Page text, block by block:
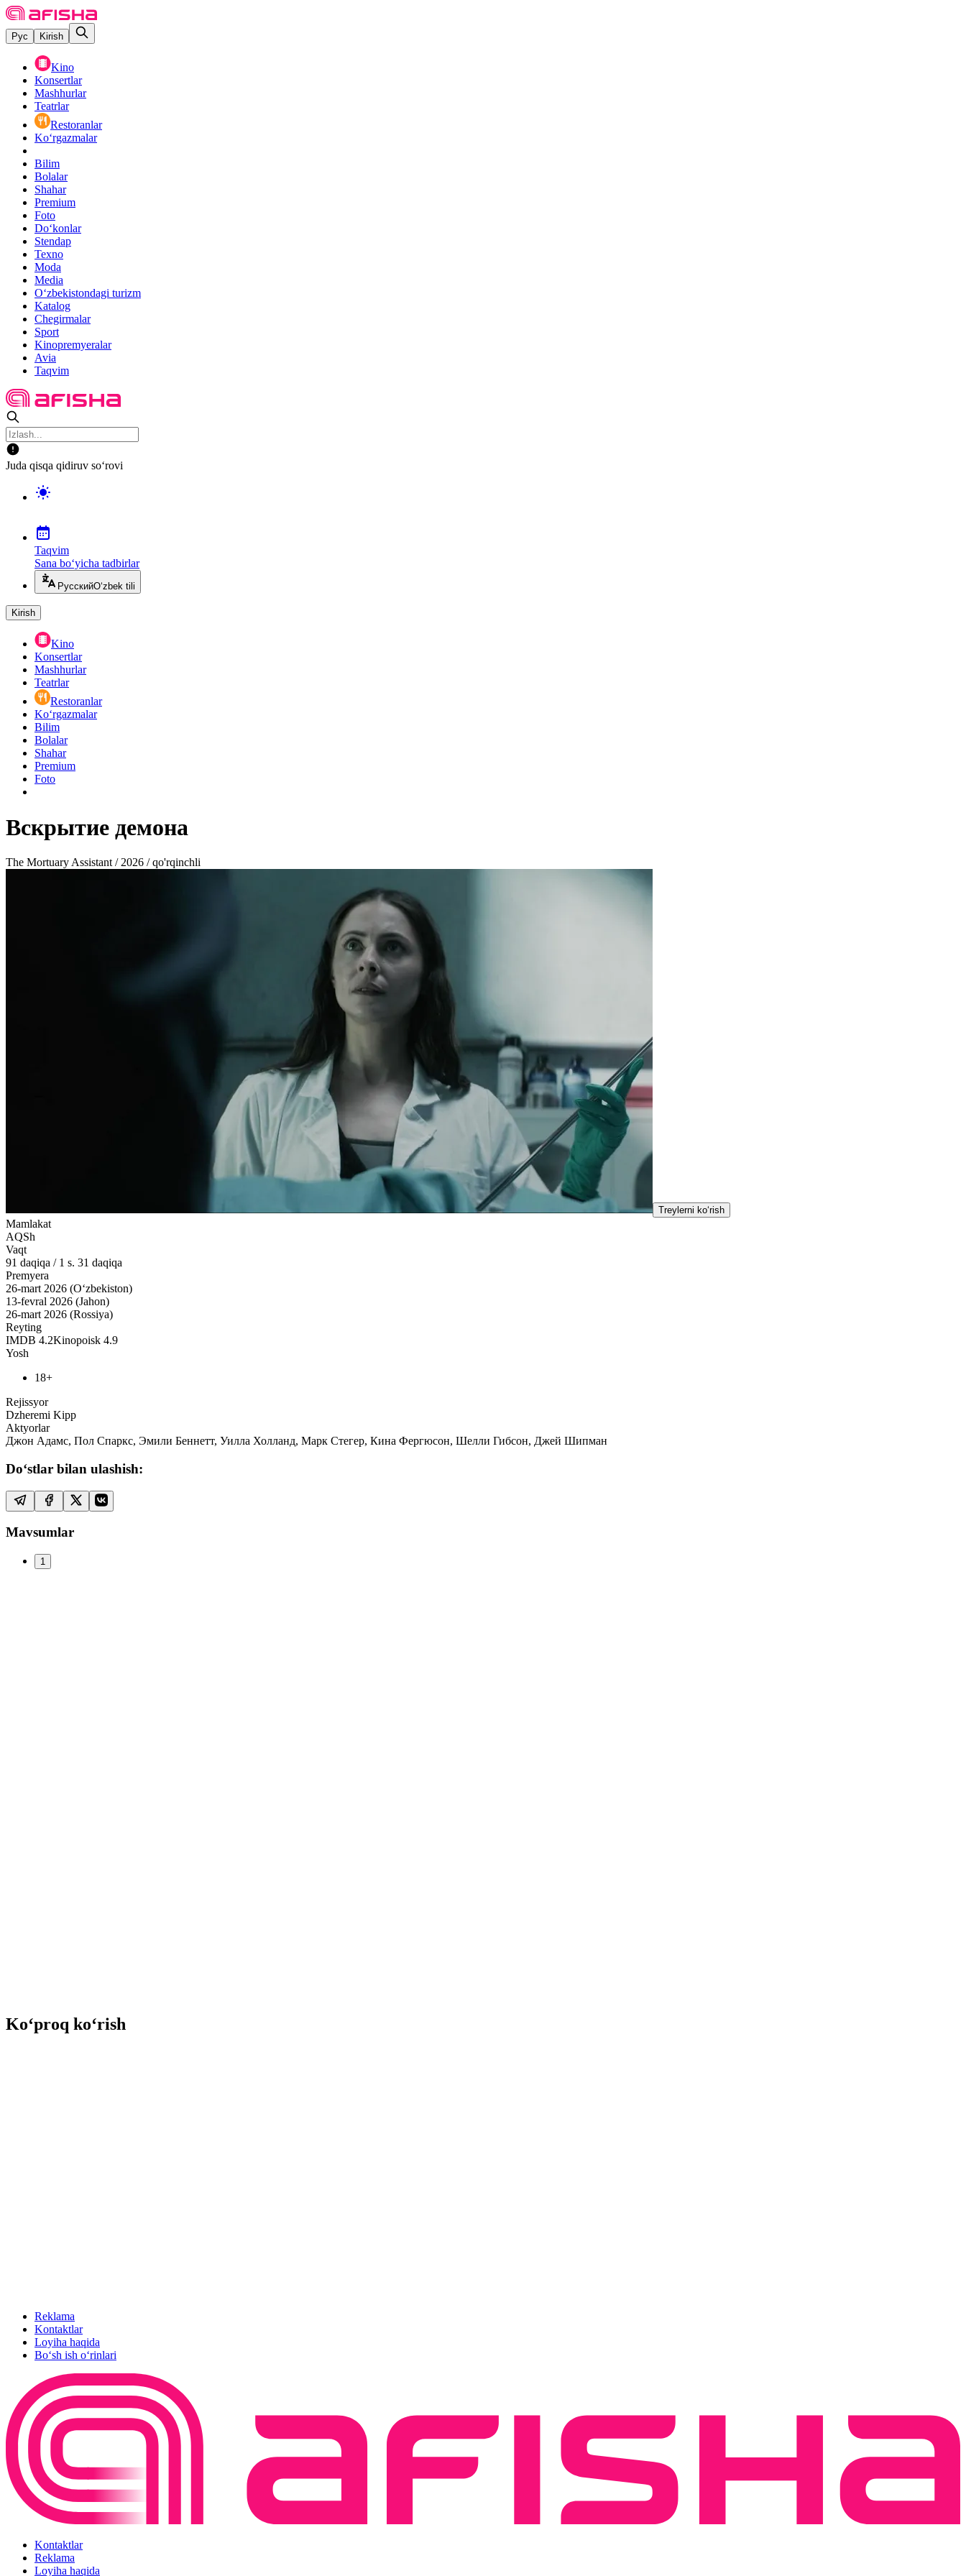
Рус Kirish
Kino
Konsertlar
Mashhurlar
Teatrlar
Restoranlar
Ko‘rgazmalar
Bilim
Bolalar
Shahar
Premium
Foto
Do‘konlar
Stendap
Texno
Moda
Media
O‘zbekistondagi turizm
Katalog
Chegirmalar
Sport
Kinopremyeralar
Avia
Taqvim
Juda qisqa qidiruv so‘rovi
Taqvim
Sana bo‘yicha tadbirlar
РусскийO‘zbek tili
Kirish
Kino
Konsertlar
Mashhurlar
Teatrlar
Restoranlar
Ko‘rgazmalar
Bilim
Bolalar
Shahar
Premium
Foto
Вскрытие демона
The Mortuary Assistant / 2026 / qo'rqinchli
Treylerni ko‘rish
Mamlakat
AQSh
Vaqt
91 daqiqa / 1 s. 31 daqiqa
Premyera
26-mart 2026 (O‘zbekiston)
13-fevral 2026 (Jahon)
26-mart 2026 (Rossiya)
Reyting
IMDB 4.2Kinopoisk 4.9
Yosh
18+
Rejissyor
Dzheremi Kipp
Aktyorlar
Джон Адамс, Пол Спаркс, Эмили Беннетт, Уилла Холланд, Марк Стегер, Кина Фергюсон, Шелли Гибсон, Джей Шипман
Do‘stlar bilan ulashish:
Mavsumlar
1
Ko‘proq ko‘rish
Reklama
Kontaktlar
Loyiha haqida
Bo‘sh ish o‘rinlari
Kontaktlar
Reklama
Loyiha haqida